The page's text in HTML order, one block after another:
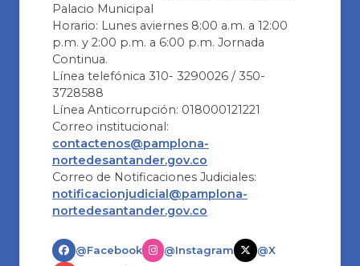
Palacio Municipal
Horario: Lunes aviernes 8:00 a.m. a 12:00
p.m. y 2:00 p.m. a 6:00 p.m. Jornada
Continua.
Línea telefónica 310- 3290026 / 350-
3728588
Línea Anticorrupción: 018000121221
Correo institucional:
contactenos@pamplona-
nortedesantander.gov.co
Correo de Notificaciones Judiciales:
notificacionjudicial@pamplona-
nortedesantander.gov.co
@Facebook @Instagram
@X